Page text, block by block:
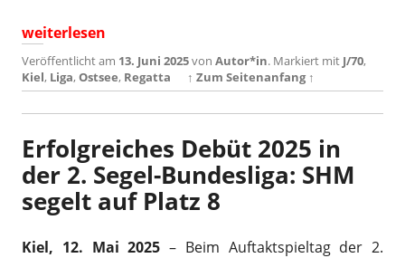
„Starker Auftritt in Kiel: SHM-Podiumsplatz in 2.
weiterlesen
Veröffentlicht am 13. Juni 2025von Autor*in. Markiert mit J/70,
Kiel, Liga,Ostsee, Regatta ↑ Zum Seitenanfang ↑
Erfolgreiches Debüt 2025 in
der 2. Segel-Bundesliga: SHM
segelt auf Platz 8
Kiel, 12. Mai 2025 – Beim Auftaktspieltag der 2.